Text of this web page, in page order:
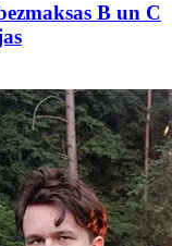
B un C